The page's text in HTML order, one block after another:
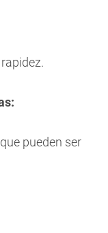
pueden ser